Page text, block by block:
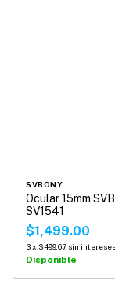
SVBONY
Ocular 15mm
SV1541
$1,499.00
3x $499.67 sin intereses
Disponible